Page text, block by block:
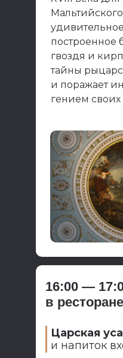
Царская
и напиток
16:00 —
в ресторане
построенное
гвоздя и
тайны
и поражает
гением своих